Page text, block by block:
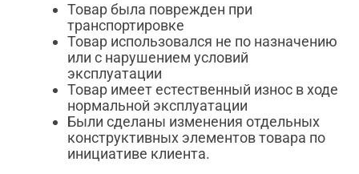
Товар была поврежден при
транспортировке
Товар использовался не по назначению
или с нарушением условий
эксплуатации
Товар имеет естественный износ в ходе
нормальной эксплуатации
Были сделаны изменения отдельных
конструктивных элементов товара по
инициативе клиента.